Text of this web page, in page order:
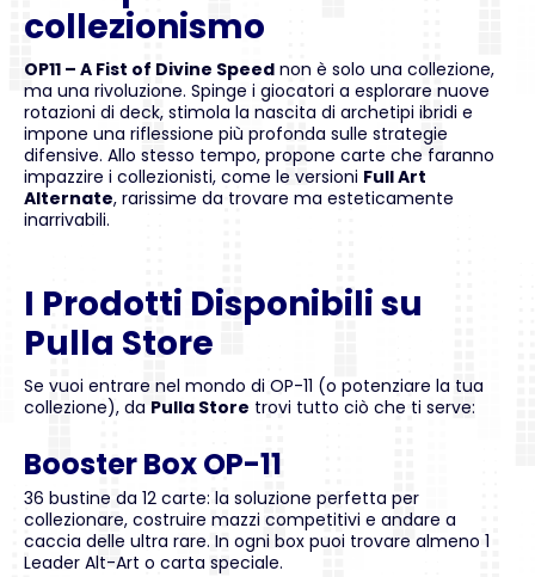
collezionismo
OP11 – A Fist of Divine Speed non è solo una collezione,
ma una rivoluzione. Spinge i giocatori a esplorare nuove
rotazioni di deck, stimola la nascita di archetipi ibridi e
impone una riflessione più profonda sulle strategie
difensive. Allo stesso tempo, propone carte che faranno
impazzire i collezionisti, come le versioni Full Art
Alternate, rarissime da trovare ma esteticamente
inarrivabili.
I Prodotti Disponibili su
Pulla Store
Se vuoi entrare nel mondo di OP-11 (o potenziare la tua
collezione), da Pulla Store trovi tutto ciò che ti serve:
Booster Box OP-11
36 bustine da 12 carte: la soluzione perfetta per
collezionare, costruire mazzi competitivi e andare a
caccia delle ultra rare. In ogni box puoi trovare almeno 1
Leader Alt-Art o carta speciale.